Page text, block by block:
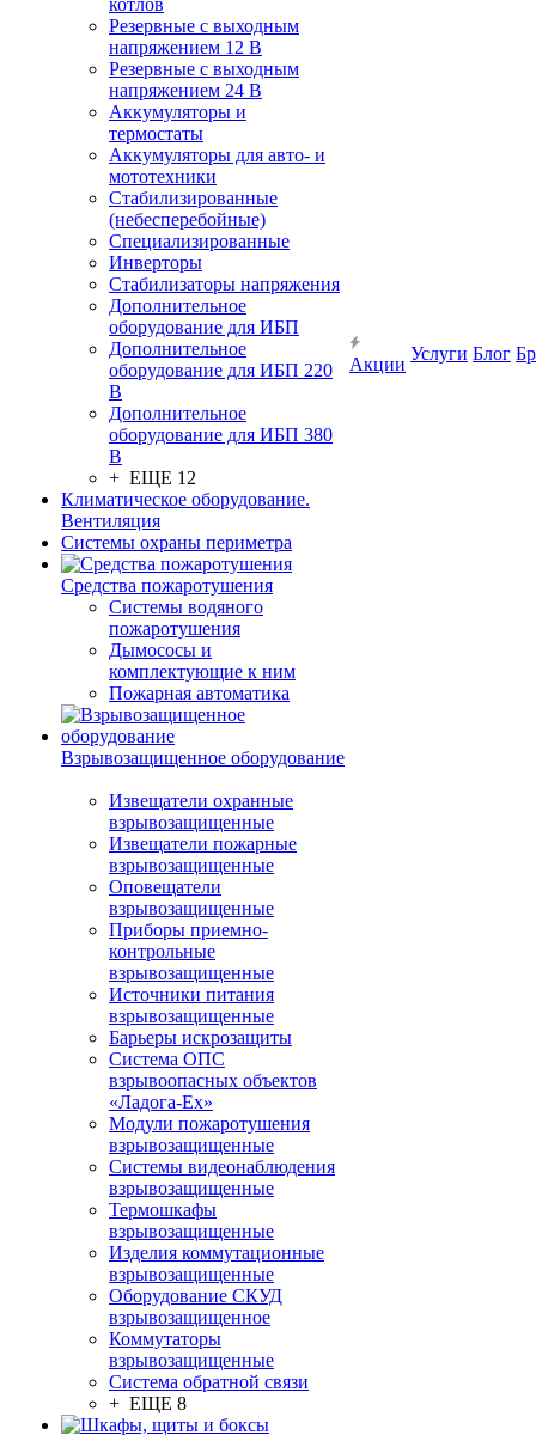
котлов
Резервные с выходным
напряжением 12 В
Резервные с выходным
напряжением 24 В
Аккумуляторы и
термостаты
Аккумуляторы для авто- и
мототехники
Стабилизированные
(небесперебойные)
Специализированные
Инверторы
Стабилизаторы напряжения
Дополнительное
оборудование для ИБП
Дополнительное
оборудование для ИБП 220
В
Дополнительное
оборудование для ИБП 380
В
+ ЕЩЕ 12
Климатическое оборудование.
Вентиляция
Системы охраны периметра
Средства пожаротушения
Системы водяного
пожаротушения
Дымососы и
комплектующие к ним
Пожарная автоматика
Взрывозащищенное оборудование
Извещатели охранные
взрывозащищенные
Извещатели пожарные
взрывозащищенные
Оповещатели
взрывозащищенные
Приборы приемно-
контрольные
взрывозащищенные
Источники питания
взрывозащищенные
Барьеры искрозащиты
Система ОПС
взрывоопасных объектов
«Ладога-Ex»
Модули пожаротушения
взрывозащищенные
Системы видеонаблюдения
взрывозащищенные
Термошкафы
взрывозащищенные
Изделия коммутационные
взрывозащищенные
Оборудование СКУД
взрывозащищенное
Коммутаторы
взрывозащищенные
Система обратной связи
+ ЕЩЕ 8
Акции
Услуги Блог